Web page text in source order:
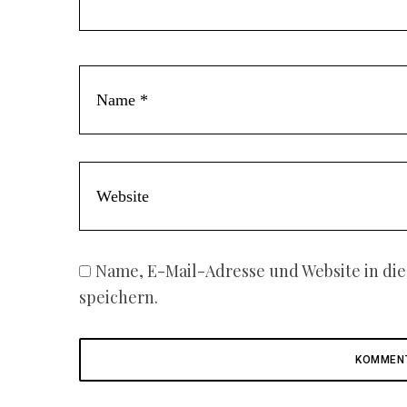
n
Name, E-Mail-Adresse und Website in
speichern.